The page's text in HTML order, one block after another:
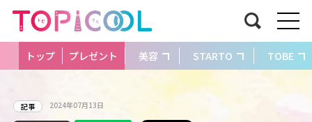
トップ プレゼント 美容 STARTO TOBE
記事 2024年07月13日